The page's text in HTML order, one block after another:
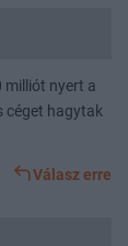
milliót nyert a
céget hagytak
Válasz erre